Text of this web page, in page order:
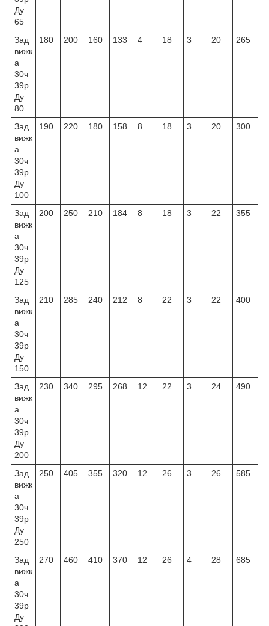
Ду
65
Зад
вижк
а
30ч
39р
Ду
80
180 200 160 133 4 18 3 20 265
Зад
вижк
а
30ч
39р
Ду
100
190 220 180 158 8 18 3 20 300
Зад
вижк
а
30ч
39р
Ду
125
200 250 210 184 8 18 3 22 355
Зад
вижк
а
30ч
39р
Ду
150
210 285 240 212 8 22 3 22 400
Зад
вижк
а
30ч
39р
Ду
200
230 340 295 268 12 22 3 24 490
Зад
вижк
а
30ч
39р
Ду
250
250 405 355 320 12 26 3 26 585
Зад
вижк
а
30ч
39р
Ду
270 460 410 370 12 26 4 28 685